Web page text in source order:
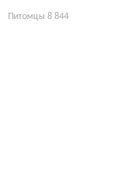
Питомцы 8 844